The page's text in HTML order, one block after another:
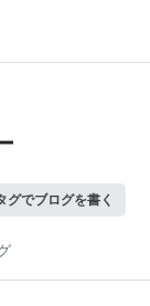
グでブログを書く